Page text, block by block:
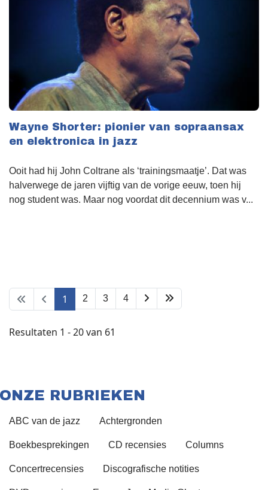
Wayne Shorter: pionier van sopraansax
en elektronica in jazz
Ooit had hij John Coltrane als ‘trainingsmaatje’. Dat was
halverwege de jaren vijftig van de vorige eeuw, toen hij
nog student was. Maar nog voordat dit decennium was v...
1 2 3 4
Resultaten 1 - 20 van 61
ONZE RUBRIEKEN
ABC van de jazz Achtergronden
Boekbesprekingen CD recensies Columns
Concertrecensies Discografische notities